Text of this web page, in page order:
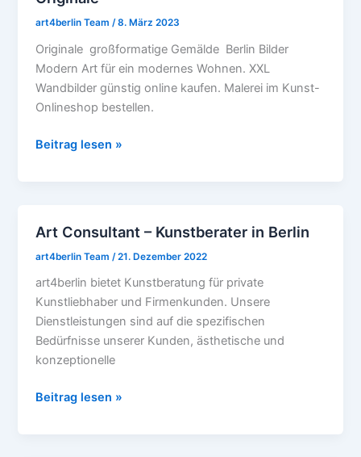
art4berlin Team/8. März 2023
Originale großformatige Gemälde Berlin Bilder
Modern Art für ein modernes Wohnen. XXL
Wandbilder günstig online kaufen. Malerei im Kunst-
Onlineshop bestellen.
–
Bilder
–
Originale
Beitrag lesen »
Art Consultant – Kunstberater in Berlin
art4berlin Team /21. Dezember 2022
art4berlin bietet Kunstberatung für private
Kunstliebhaber und Firmenkunden. Unsere
Dienstleistungen sind auf die spezifischen
Bedürfnisse unserer Kunden, ästhetische und
konzeptionelle
Art
Consultant
Kunstberater
in
Berlin
Beitrag lesen »